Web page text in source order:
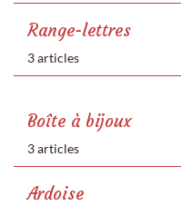
Range-lettres
3 articles
Boîte à bijoux
3 articles
Ardoise